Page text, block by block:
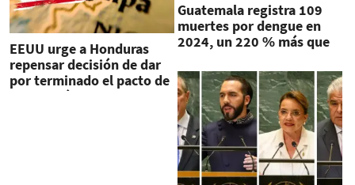
EEUU urge a Honduras
repensar decisión de dar
por terminado el pacto de
extradición
Guatemala registra 109
muertes por dengue en
2024, un 220 % más que